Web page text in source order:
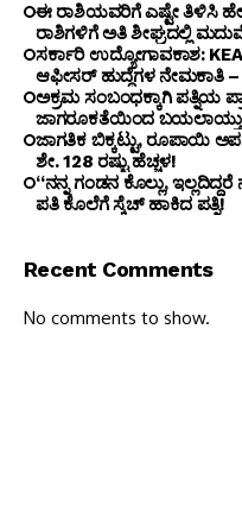
ಈ ರಾಶಿಯವರಿಗೆ ಎಷ್ಟೇ ತಿಳಿಸಿ
ರಾಶಿಗಳಿಗೆ ಅತಿ ಶೀಘ್ರದಲ್ಲಿ
ಸರ್ಕಾರಿ ಉದ್ಯೋಗಾವಕಾಶ:
ಆಫೀಸರ್ ಹುದ್ದೆಗಳ ನೇಮಕಾತಿ
ಅಕ್ರಮ ಸಂಬಂಧಕ್ಕಾಗಿ ಪತ್ನಿಯ
ಜಾಗರೂಕತೆಯಿಂದ
ಜಾಗತಿಕ ಬಿಕ್ಕಟ್ಟು, ರೂಪಾಯಿ
ಶೇ. 128 ರಷ್ಟು ಹೆಚ್ಚಳ!
“ನನ್ನ ಗಂಡನ ಕೊಲ್ಲು,
ಪತಿ ಕೊಲೆಗೆ ಸ್ಕೆಚ್ ಹಾಕಿದ ಪತ್ನಿ!
Recent Comments
No comments to show.